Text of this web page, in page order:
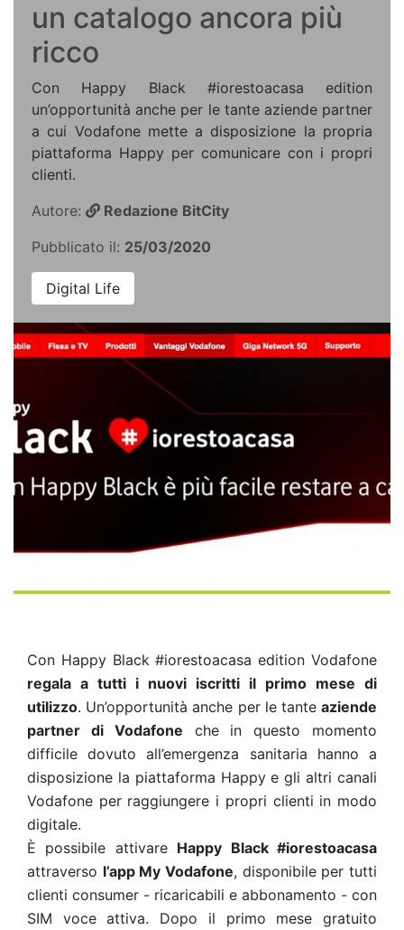
un catalogo ancora più
ricco
Con Happy Black #iorestoacasa edition
un’opportunità anche per le tante aziende partner
a cui Vodafone mette a disposizione la propria
piattaforma Happy per comunicare con i propri
clienti.
Autore:
Redazione BitCity
Pubblicato il: 25/03/2020
Digital Life
Con Happy Black #iorestoacasa edition Vodafone
regala a tutti i nuovi iscritti il primo mese di
utilizzo. Un’opportunità anche per le tante aziende
partner di Vodafone che in questo momento
difficile dovuto all’emergenza sanitaria hanno a
disposizione la piattaforma Happy e gli altri canali
Vodafone per raggiungere i propri clienti in modo
digitale.
È possibile attivare Happy Black #iorestoacasa
attraverso l’app My Vodafone, disponibile per tutti
clienti consumer - ricaricabili e abbonamento - con
SIM voce attiva. Dopo il primo mese gratuito